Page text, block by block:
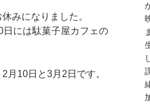
みになりました。
には駄菓子屋カフェの
月10日と3月2日です。